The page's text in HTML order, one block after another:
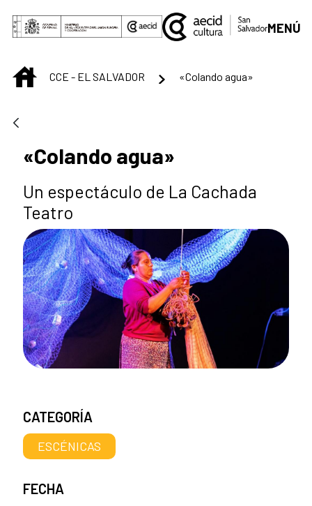
Saltar al contenido principal
MENÚ
INICIOCCE - EL SALVADOR «Colando agua»
«Colando agua»
Un espectáculo de La Cachada
Teatro
CATEGORÍA
ESCÉNICAS
FECHA